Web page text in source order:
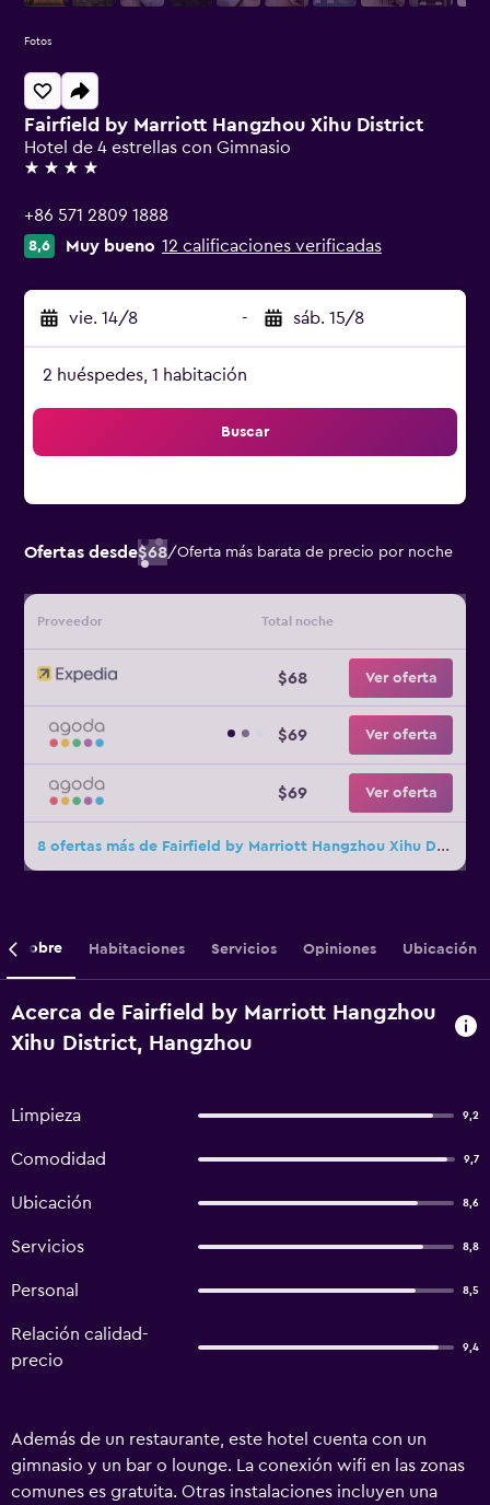
Fairfield by Marriott Hangzhou Xihu District
Hotel de 4 estrellas con Gimnasio
4 estrellas
+86 571 2809 1888
8,6 Muy bueno 12 calificaciones verificadas
vie. 14/8 - sáb. 15/8
2 huéspedes, 1 habitación
Buscar
Ofertas desde$68/Oferta más barata de precio por noche
Proveedor Total noche
$68 Ver oferta
$69 Ver oferta
$69 Ver oferta
8 ofertas más de Fairfield by Marriott Hangzhou Xihu District
Fotos
Sobre Habitaciones Servicios Opiniones Ubicación
Acerca de Fairfield by Marriott Hangzhou
Xihu District, Hangzhou
Limpieza 9,2
Comodidad 9,7
Ubicación 8,6
Servicios 8,8
Personal 8,5
Relación calidad-
precio
9,4
Además de un restaurante, este hotel cuenta con un
gimnasio y un bar o lounge. La conexión wifi en las zonas
comunes es gratuita. Otras instalaciones incluyen una